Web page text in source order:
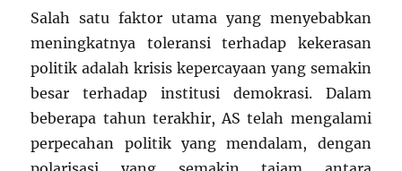
Salah satu faktor utama yang menyebabkan
meningkatnya toleransi terhadap kekerasan
politik adalah krisis kepercayaan yang semakin
besar terhadap institusi demokrasi. Dalam
beberapa tahun terakhir, AS telah mengalami
perpecahan politik yang mendalam, dengan